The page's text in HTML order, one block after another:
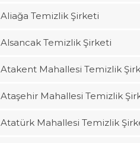
Aliağa Temizlik Şirketi
Alsancak Temizlik Şirketi
Atakent Mahallesi Temizlik
Ataşehir Mahallesi Temizlik
Atatürk Mahallesi Temizlik